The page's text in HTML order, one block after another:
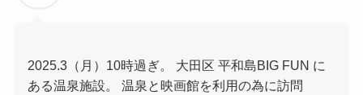
2025.3（月）10時過ぎ。 大田区 平和島BIG FUN に
ある温泉施設。 温泉と映画館を利用の為に訪問